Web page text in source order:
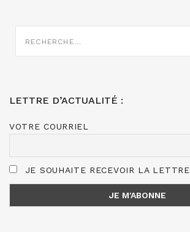
SUR
LETTRE D’ACTUALITÉ :
VOTRE COURRIEL
JE SOUHAITE RECEVOIR LA LETTRE